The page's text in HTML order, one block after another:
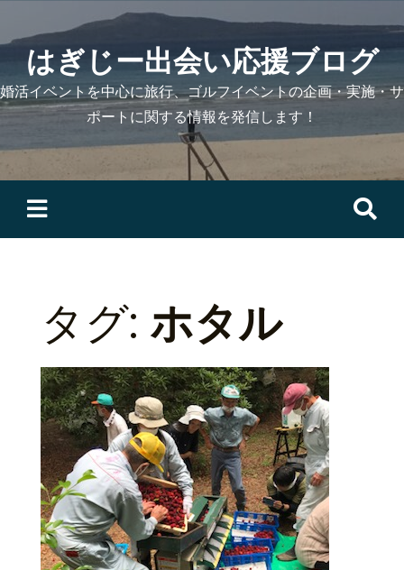
to
contentはぎじー出会い応援ブログ
婚活イベントを中心に旅行、ゴルフイベントの企画・実施・サ
ポートに関する情報を発信します！
タグ: ホタル